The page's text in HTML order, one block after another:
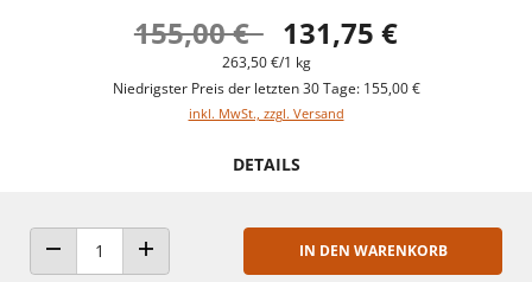
155,00 € 131,75 €
263,50 €/1 kg
Niedrigster Preis der letzten 30 Tage: 155,00 €
inkl. MwSt., zzgl. Versand
DETAILS
ANZAHL VERRINGERNANZAHL ERHÖHEN
IN DEN WARENKORB